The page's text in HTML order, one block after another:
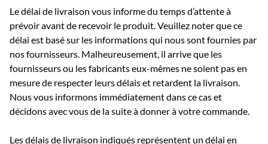
Le délai de livraison vous informe du temps d’attente à
prévoir avant de recevoir le produit. Veuillez noter que ce
délai est basé sur les informations qui nous sont fournies par
nos fournisseurs. Malheureusement, il arrive que les
fournisseurs ou les fabricants eux-mêmes ne soient pas en
mesure de respecter leurs délais et retardent la livraison.
Nous vous informons immédiatement dans ce cas et
décidons avec vous de la suite à donner à votre commande.
Les délais de livraison indiqués représentent un délai en